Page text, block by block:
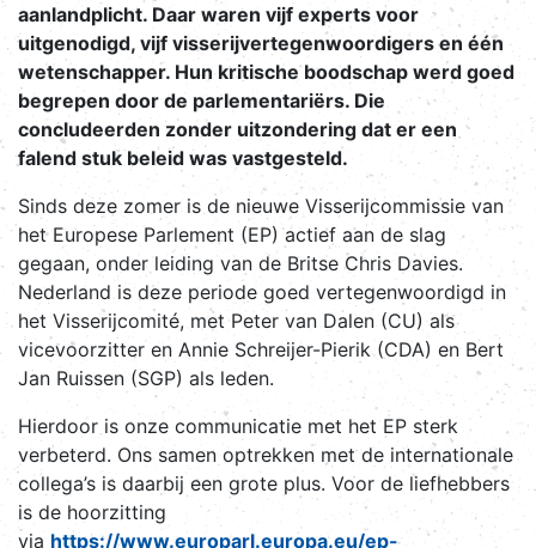
aanlandplicht. Daar waren vijf experts voor
uitgenodigd, vijf visserijvertegenwoordigers en één
wetenschapper. Hun kritische boodschap werd goed
begrepen door de parlementariërs. Die
concludeerden zonder uitzondering dat er een
falend stuk beleid was vastgesteld.
Sinds deze zomer is de nieuwe Visserijcommissie van
het Europese Parlement (EP) actief aan de slag
gegaan, onder leiding van de Britse Chris Davies.
Nederland is deze periode goed vertegenwoordigd in
het Visserijcomité, met Peter van Dalen (CU) als
vicevoorzitter en Annie Schreijer-Pierik (CDA) en Bert
Jan Ruissen (SGP) als leden.
Hierdoor is onze communicatie met het EP sterk
verbeterd. Ons samen optrekken met de internationale
collega’s is daarbij een grote plus. Voor de liefhebbers
is de hoorzitting
via https://www.europarl.europa.eu/ep-